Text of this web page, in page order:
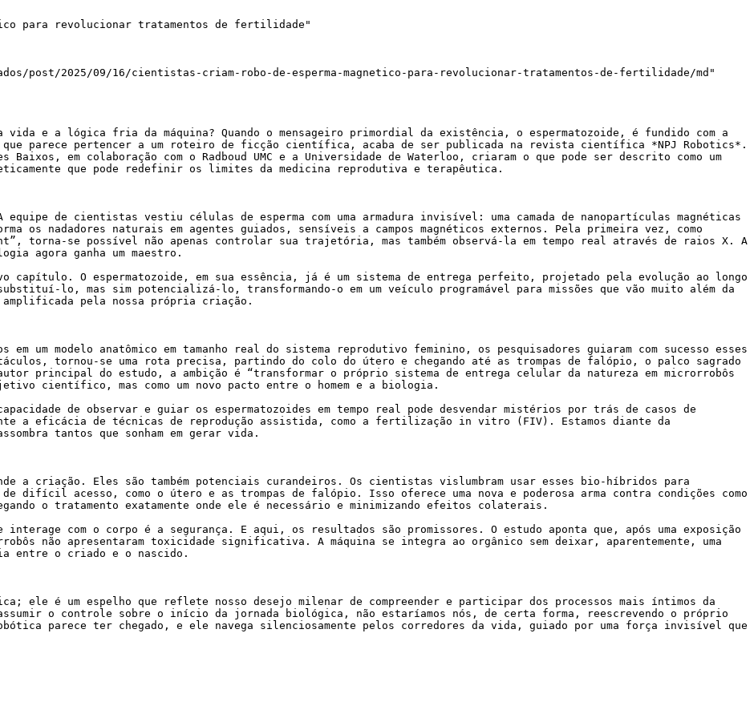
para revolucionar tratamentos de fertilidade"
post/2025/09/16/cientistas-criam-robo-de-esperma-magnetico-para-revolucionar-tratamentos-de-fertilidade/md"
e a lógica fria da máquina? Quando o mensageiro primordial da existência, o espermatozoide, é fundido com a
que parece pertencer a um roteiro de ficção científica, acaba de ser publicada na revista científica *NPJ Robotics*.
Baixos, em colaboração com o Radboud UMC e a Universidade de Waterloo, criaram o que pode ser descrito como um
que pode redefinir os limites da medicina reprodutiva e terapêutica.
de cientistas vestiu células de esperma com uma armadura invisível: uma camada de nanopartículas magnéticas
os nadadores naturais em agentes guiados, sensíveis a campos magnéticos externos. Pela primeira vez, como
torna-se possível não apenas controlar sua trajetória, mas também observá-la em tempo real através de raios X. A
agora ganha um maestro.
capítulo. O espermatozoide, em sua essência, já é um sistema de entrega perfeito, projetado pela evolução ao longo
lo, mas sim potencializá-lo, transformando-o em um veículo programável para missões que vão muito além da
amplificada pela nossa própria criação.
um modelo anatômico em tamanho real do sistema reprodutivo feminino, os pesquisadores guiaram com sucesso esses
tornou-se uma rota precisa, partindo do colo do útero e chegando até as trompas de falópio, o palco sagrado
principal do estudo, a ambição é “transformar o próprio sistema de entrega celular da natureza em microrrobôs
científico, mas como um novo pacto entre o homem e a biologia.
de observar e guiar os espermatozoides em tempo real pode desvendar mistérios por trás de casos de
a eficácia de técnicas de reprodução assistida, como a fertilização in vitro (FIV). Estamos diante da
tantos que sonham em gerar vida.
a criação. Eles são também potenciais curandeiros. Os cientistas vislumbram usar esses bio-híbridos para
difícil acesso, como o útero e as trompas de falópio. Isso oferece uma nova e poderosa arma contra condições como
o tratamento exatamente onde ele é necessário e minimizando efeitos colaterais.
interage com o corpo é a segurança. E aqui, os resultados são promissores. O estudo aponta que, após uma exposição
não apresentaram toxicidade significativa. A máquina se integra ao orgânico sem deixar, aparentemente, uma
entre o criado e o nascido.
ele é um espelho que reflete nosso desejo milenar de compreender e participar dos processos mais íntimos da
o controle sobre o início da jornada biológica, não estaríamos nós, de certa forma, reescrevendo o próprio
parece ter chegado, e ele navega silenciosamente pelos corredores da vida, guiado por uma força invisível que